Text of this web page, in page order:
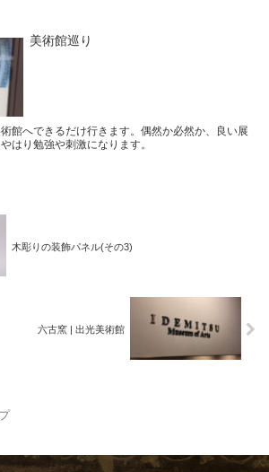
美術館巡り
館へできるだけ行きます。偶然か必然か、良い展
はり勉強や刺激になります。
木彫りの装飾パネル(その3)
六古窯 | 出光美術館